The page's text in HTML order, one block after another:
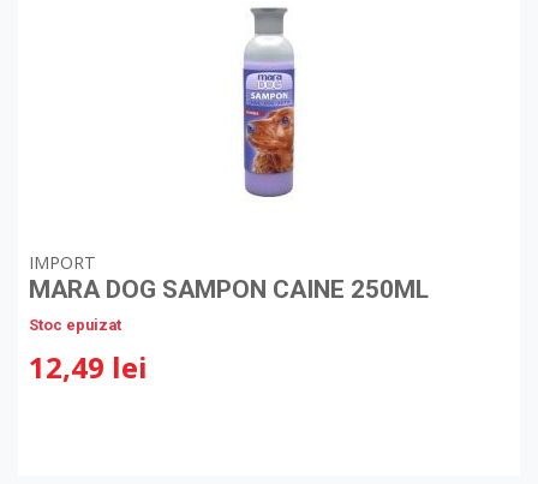
IMPORT
MARA DOG SAMPON CAINE 250ML
Stoc epuizat
12,49 lei